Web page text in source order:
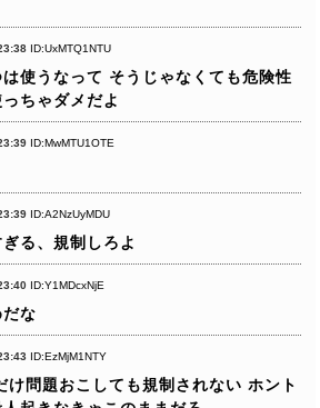
ID:UxMTQ1NTU
使うなって そうじゃなくても危険性
ちゃダメだよ
ID:MwMTU1OTE
ID:A2NzUyMDU
る、規制しろよ
ID:Y1MDcxNjE
だな
ID:EzMjM1NTY
け問題おこしても規制されない ホント